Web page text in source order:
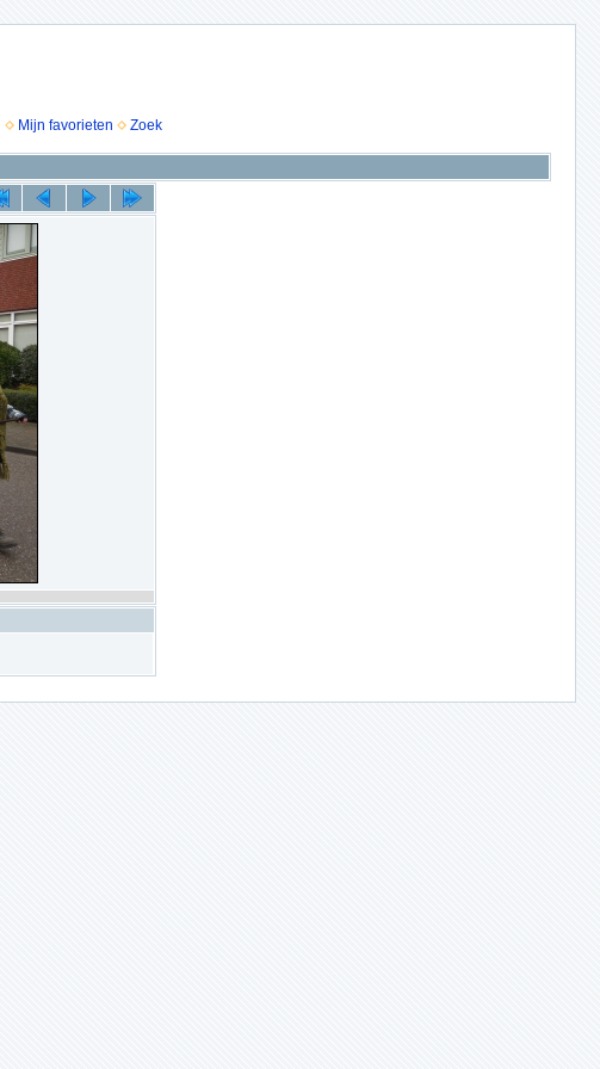
Mijn favorieten Zoek